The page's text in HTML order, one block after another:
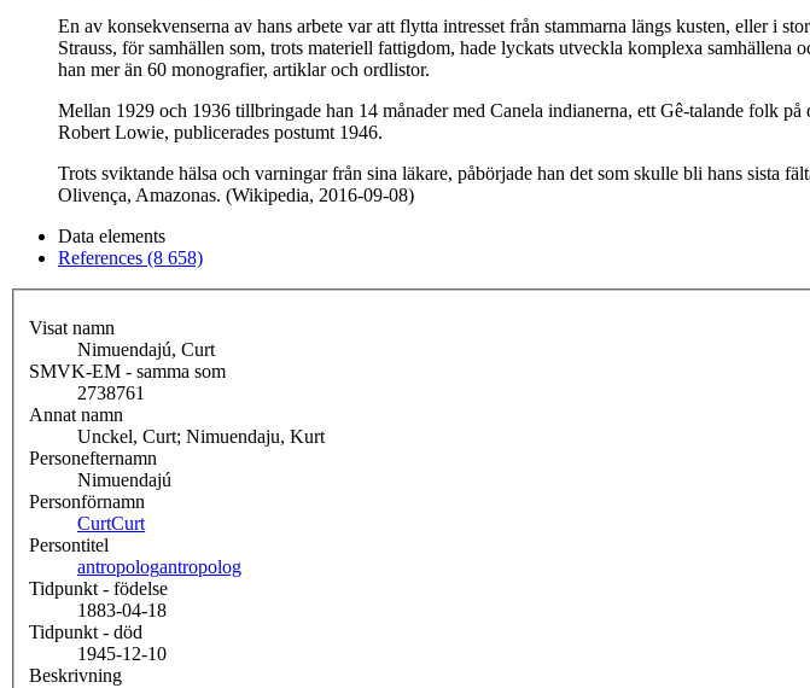
En av konsekvenserna av hans arbete var att flytta intresset från stammarna längs kusten, eller i
Strauss, för samhällen som, trots materiell fattigdom, hade lyckats utveckla komplexa
han mer än 60 monografier, artiklar och ordlistor.
Mellan 1929 och 1936 tillbringade han 14 månader med Canela indianerna, ett Gê-talande folk
Robert Lowie, publicerades postumt 1946.
Trots sviktande hälsa och varningar från sina läkare, påbörjade han det som skulle bli hans sista
Olivença, Amazonas. (Wikipedia, 2016-09-08)
Data elements
References (8 658)
Visat namn
Nimuendajú, Curt
SMVK-EM - samma som
2738761
Annat namn
Unckel, Curt; Nimuendaju, Kurt
Personefternamn
Nimuendajú
Personförnamn
CurtCurt
Persontitel
antropologantropolog
Tidpunkt - födelse
1883-04-18
Tidpunkt - död
1945-12-10
Beskrivning